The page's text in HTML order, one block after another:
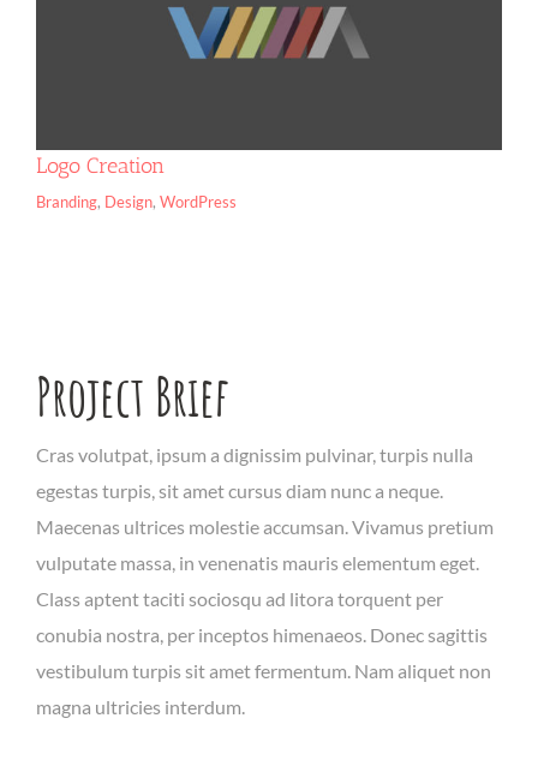
Logo Creation
Branding, Design, WordPress
Project Brief
Cras volutpat, ipsum a dignissim pulvinar, turpis nulla
egestas turpis, sit amet cursus diam nunc a neque.
Maecenas ultrices molestie accumsan. Vivamus pretium
vulputate massa, in venenatis mauris elementum eget.
Class aptent taciti sociosqu ad litora torquent per
conubia nostra, per inceptos himenaeos. Donec sagittis
vestibulum turpis sit amet fermentum. Nam aliquet non
magna ultricies interdum.